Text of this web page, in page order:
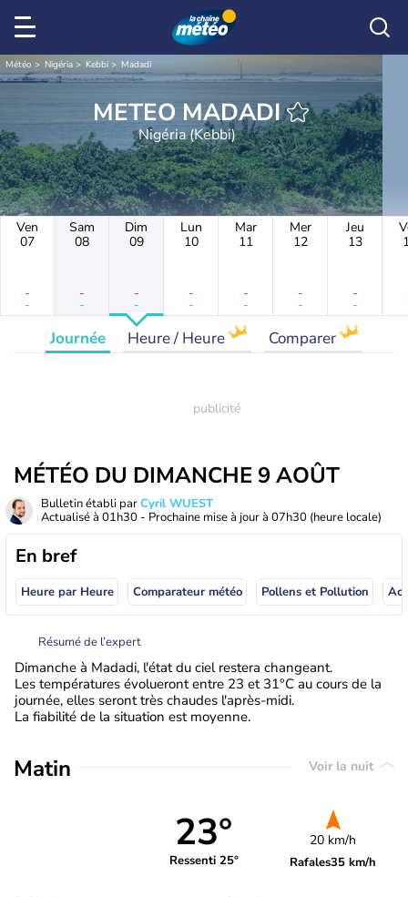
Météo Nigéria Kebbi Madadi
METEO MADADI
Nigéria (Kebbi)
Ven
07
-
-
Sam
08
-
-
Dim
09
-
-
Lun
10
-
-
Mar
11
-
-
Mer
12
-
-
Jeu
13
-
-
Journée Heure / Heure Comparer
MÉTÉO DU DIMANCHE 9 AOÛT
Bulletin établi parCyril WUEST
Actualisé à 01h30 - Prochaine mise à jour à 07h30 (heure locale)
En bref
Heure par Heure Comparateur météo Pollens et Pollution
Résumé de l’expert
Dimanche à Madadi, l'état du ciel restera changeant.
Les températures évolueront entre 23 et 31°C au cours de la
journée, elles seront très chaudes l'après-midi.
La fiabilité de la situation est moyenne.
Matin Voir la nuit
23°
Ressenti 25°
20 km/h
Rafales35 km/h